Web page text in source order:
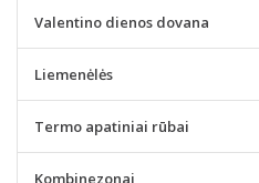
Valentino dienos dovana
Liemenėlės
Termo apatiniai rūbai
Kombinezonai